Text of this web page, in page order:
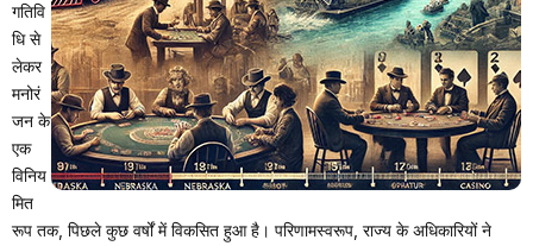
गतिवि
धि से
लेकर
मनोरं
जन के
एक
विनिय
मित
रूप तक, पिछले कुछ वर्षों में विकसित हुआ है। परिणामस्वरूप, राज्य के अधिकारियों ने